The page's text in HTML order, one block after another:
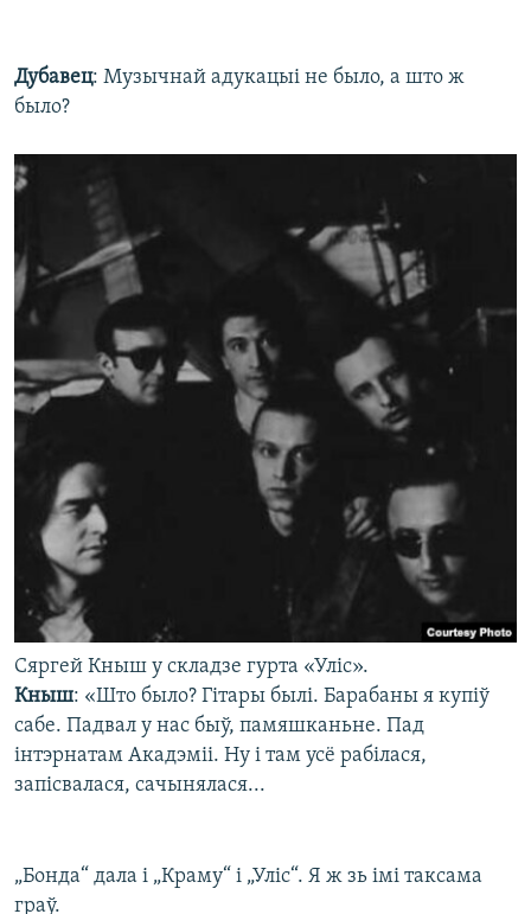
Дубавец: Музычнай адукацыі не было, а што ж
было?
Сяргей Кныш у складзе гурта «Уліс».
Кныш: «Што было? Гітары былі. Барабаны я купіў
сабе. Падвал у нас быў, памяшканьне. Пад
інтэрнатам Акадэміі. Ну і там усё рабілася,
запісвалася, сачынялася...
„Бонда“ дала і „Краму“ і „Уліс“. Я ж зь імі таксама
граў.